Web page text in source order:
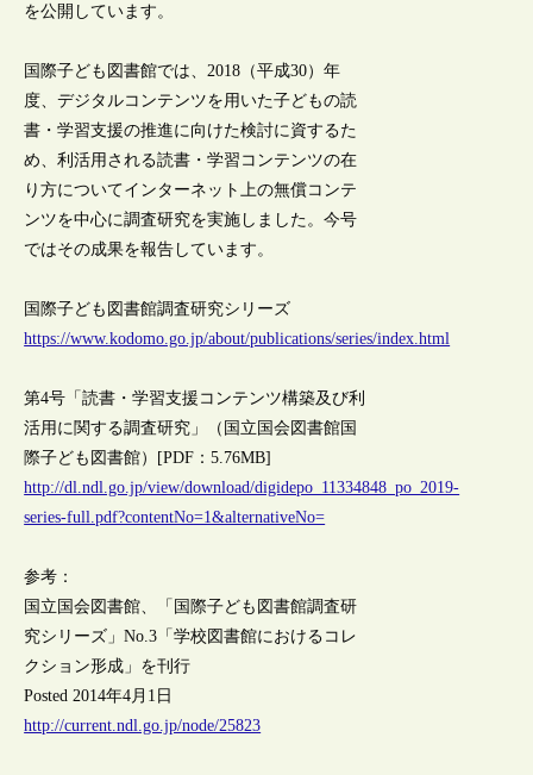
を公開しています。
国際子ども図書館では、2018（平成30）年
度、デジタルコンテンツを用いた子どもの読
書・学習支援の推進に向けた検討に資するた
め、利活用される読書・学習コンテンツの在
り方についてインターネット上の無償コンテ
ンツを中心に調査研究を実施しました。今号
ではその成果を報告しています。
国際子ども図書館調査研究シリーズ
https://www.kodomo.go.jp/about/publications/series/index.html
第4号「読書・学習支援コンテンツ構築及び利
活用に関する調査研究」（国立国会図書館国
際子ども図書館）[PDF：5.76MB]
http://dl.ndl.go.jp/view/download/digidepo_11334848_po_2019-
series-full.pdf?contentNo=1&alternativeNo=
参考：
国立国会図書館、「国際子ども図書館調査研
究シリーズ」No.3「学校図書館におけるコレ
クション形成」を刊行
Posted 2014年4月1日
http://current.ndl.go.jp/node/25823